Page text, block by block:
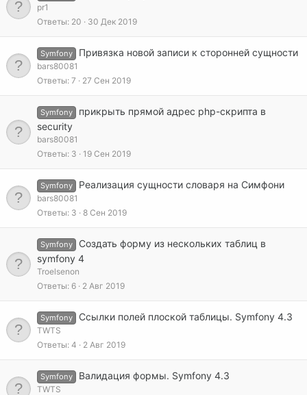
pr1
Ответы 20 30 Дек 2019
Symfony Привязка новой записи к сторонней сущности
bars80081
Ответы 7 27 Сен 2019
Symfony
прикрыть прямой адрес php-скрипта в
security
bars80081
Ответы 3 19 Сен 2019
Symfony Реализация сущности словаря на Симфони
bars80081
Ответы 3 8 Сен 2019
Symfony
Cоздать форму из нескольких таблиц в
symfony 4
Troelsenon
Ответы 6 2 Авг 2019
Symfony Ссылки полей плоской таблицы. Symfony 4.3
TWTS
Ответы 4 2 Авг 2019
Symfony Валидация формы. Symfony 4.3
TWTS